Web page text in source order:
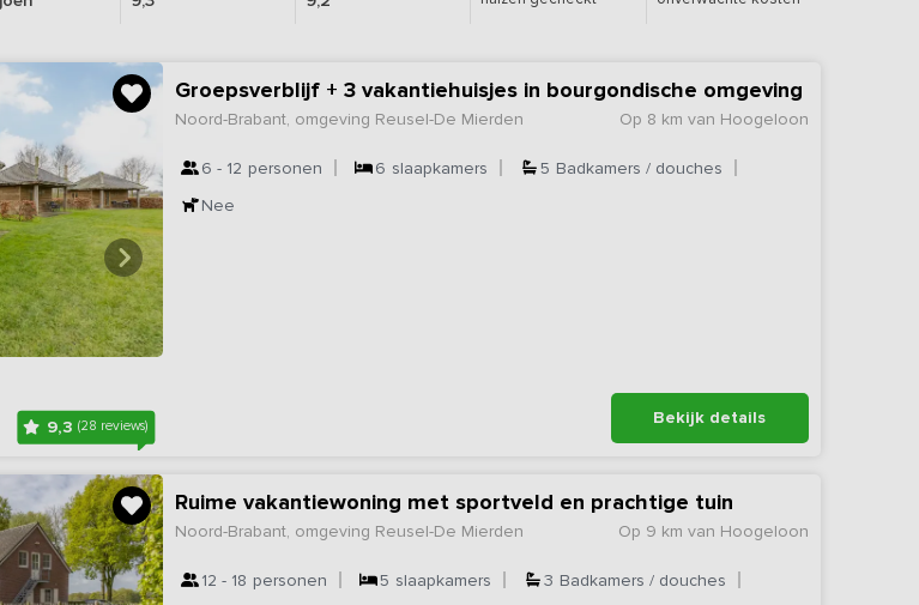
9,3(28 reviews)
Groepsverblijf + 3 vakantiehuisjes in bourgondische omgeving
Op 8 km van Hoogeloon
Noord-Brabant, omgeving Reusel-De Mierden
6 - 12 personen 6 slaapkamers 5 Badkamers / douches
Nee
Bekijk details
Ruime vakantiewoning met sportveld en prachtige tuin
Op 9 km van Hoogeloon
Noord-Brabant, omgeving Reusel-De Mierden
12 - 18 personen 5 slaapkamers 3 Badkamers / douches